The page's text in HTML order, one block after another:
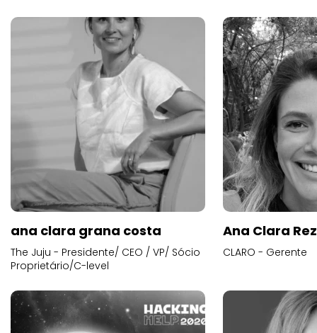
ana clara grana costa
The Juju - Presidente/ CEO / VP/ Sócio
Proprietário/C-level
Ana Clara
CLARO - Gerente